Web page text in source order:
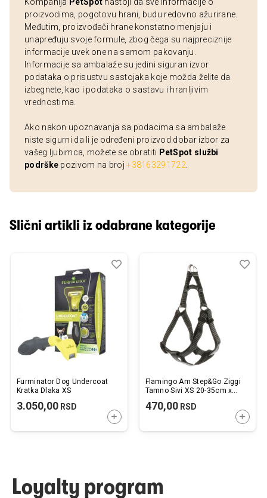
proizvodima, pogotovu hrani, budu redovno ažurirane.
Međutim, proizvođači hrane konstatno menjaju i
unapređuju svoje formule, zbog čega su najpreciznije
informacije uvek one na samom pakovanju.
Informacije sa ambalaže su jedini siguran izvor
podataka o prisustvu sastojaka koje možda želite da
izbegnete, kao i podataka o sastavu i hranljivim
vrednostima.
Ako nakon upoznavanja sa podacima sa ambalaže
niste sigurni da li je određeni proizvod dobar izbor za
vašeg ljubimca, možete se obratiti PetSpot službi
podrške pozivom na broj+38163291722
Slični artikli iz odabrane kategorije
Furminator Dog Undercoat
Kratka Dlaka XS
3.050,00 RSD
DODAJTE U KORPU
Dodaj
Uporedi
Flamingo Am Step&Go Ziggi
Tamno Sivi XS 20-35cm x
470,00RSD
Loyalty program